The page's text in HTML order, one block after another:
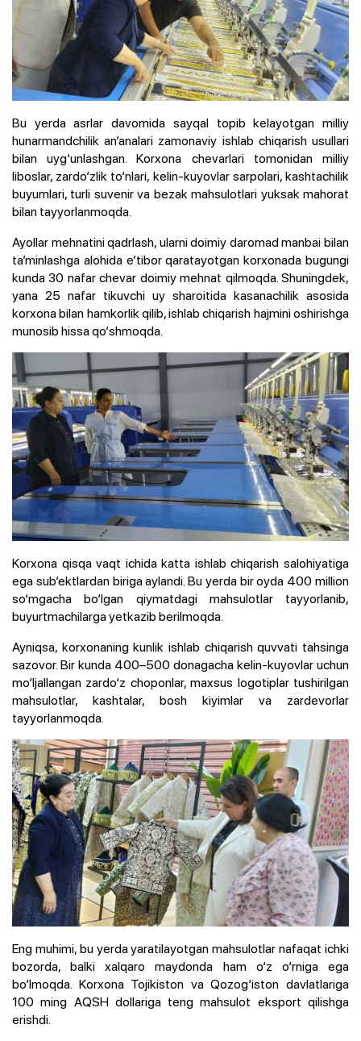
Bu yerda asrlar davomida sayqal topib kelayotgan milliy
hunarmandchilik an’analari zamonaviy ishlab chiqarish usullari
bilan uyg‘unlashgan. Korxona chevarlari tomonidan milliy
liboslar, zardo‘zlik to‘nlari, kelin-kuyovlar sarpolari, kashtachilik
buyumlari, turli suvenir va bezak mahsulotlari yuksak mahorat
bilan tayyorlanmoqda.
Ayollar mehnatini qadrlash, ularni doimiy daromad manbai bilan
ta’minlashga alohida e’tibor qaratayotgan korxonada bugungi
kunda 30 nafar chevar doimiy mehnat qilmoqda. Shuningdek,
yana 25 nafar tikuvchi uy sharoitida kasanachilik asosida
korxona bilan hamkorlik qilib, ishlab chiqarish hajmini oshirishga
munosib hissa qo‘shmoqda.
Korxona qisqa vaqt ichida katta ishlab chiqarish salohiyatiga
ega sub’ektlardan biriga aylandi. Bu yerda bir oyda 400 million
so‘mgacha bo‘lgan qiymatdagi mahsulotlar tayyorlanib,
buyurtmachilarga yetkazib berilmoqda.
Ayniqsa, korxonaning kunlik ishlab chiqarish quvvati tahsinga
sazovor. Bir kunda 400–500 donagacha kelin-kuyovlar uchun
mo‘ljallangan zardo‘z choponlar, maxsus logotiplar tushirilgan
mahsulotlar, kashtalar, bosh kiyimlar va zardevorlar
tayyorlanmoqda.
Eng muhimi, bu yerda yaratilayotgan mahsulotlar nafaqat ichki
bozorda, balki xalqaro maydonda ham o‘z o‘rniga ega
bo‘lmoqda. Korxona Tojikiston va Qozog‘iston davlatlariga
100 ming AQSH dollariga teng mahsulot eksport qilishga
erishdi.